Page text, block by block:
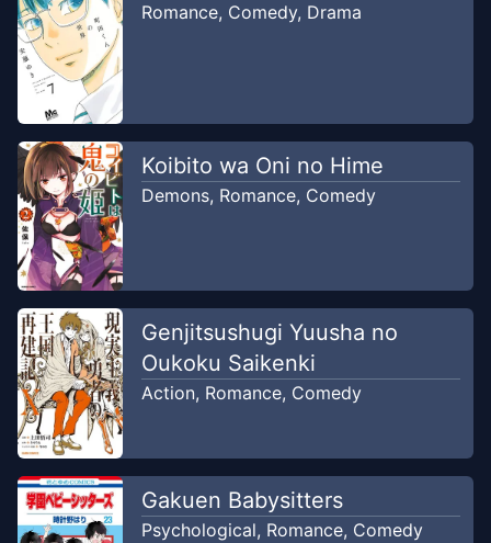
Chapter 268
Unknown
Chapter267
Unknown
Aug 9, 2023
Chapter266
Unknown
Chapter265
Unknown
Aug 9, 2023
Chapter264
Unknown
Aug 9, 2023
Unknown
Aug 9, 2023
Romance, Comedy, Drama
Koibito wa Oni no Hime
Demons, Romance, Comedy
Genjitsushugi Yuusha no
Oukoku Saikenki
Action, Romance, Comedy
Gakuen Babysitters
Psychological, Romance, Comedy